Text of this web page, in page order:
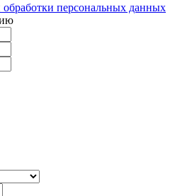
обработки персональных данных